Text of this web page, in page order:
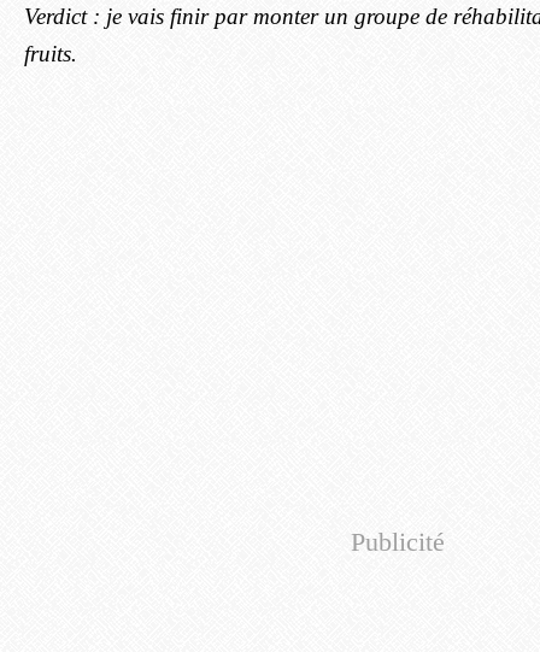
Verdict : je vais finir par monter un groupe de
fruits.
Publicité